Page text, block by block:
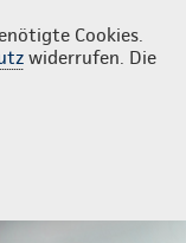
Cookies.
widerrufen. Die
381